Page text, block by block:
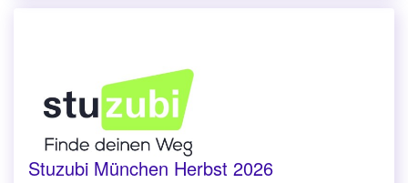
Stuzubi München Herbst 2026